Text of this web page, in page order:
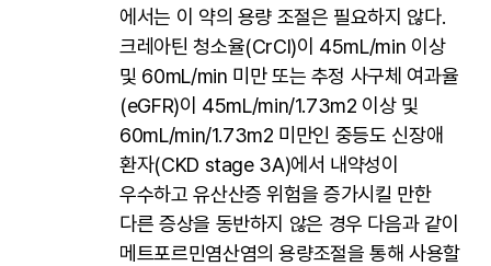
에서는 이 약의 용량 조절은 필요하지 않다.
크레아틴 청소율(CrCl)이 45mL/min 이상
및 60mL/min 미만 또는 추정 사구체 여과율
(eGFR)이 45mL/min/1.73m2 이상 및
60mL/min/1.73m2 미만인 중등도 신장애
환자(CKD stage 3A)에서 내약성이
우수하고 유산산증 위험을 증가시킬 만한
다른 증상을 동반하지 않은 경우 다음과 같이
메트포르민염산염의 용량조절을 통해 사용할